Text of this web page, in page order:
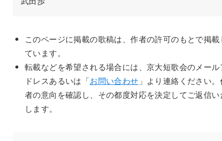
このページに掲載の歌稿は、作者の許可のもとで掲載
ています。
転載などを希望される場合には、京大短歌会のメール
ドレスあるいは「お問い合わせ 」より連絡ください
者の意向を確認し、その都度対応を決定してご返信い
します。